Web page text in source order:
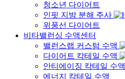
청소년 다이어트
인핏 지방 분해 주사
위풍선 다이어트
비타밸런싱 수액센터
밸런스랩 커스텀 수액
다이어트 칵테일 수액
안티에이징 칵테일 수액
에너지 칵테일 수액